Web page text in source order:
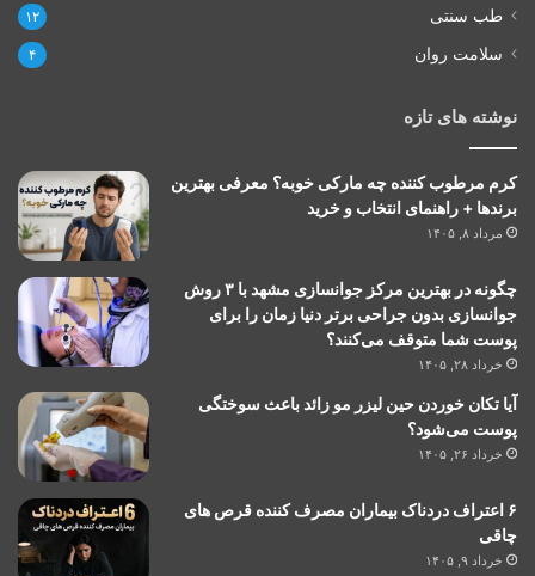
طب سنتی ۱۲
سلامت روان ۴
نوشته های تازه
کرم مرطوب کننده چه مارکی خوبه؟ معرفی بهترین
برندها + راهنمای انتخاب و خرید
مرداد ۸, ۱۴۰۵
چگونه در بهترین مرکز جوانسازی مشهد با ۳ روش
جوانسازی بدون جراحی برتر دنیا زمان را برای
پوست شما متوقف می‌کنند؟
خرداد ۲۸, ۱۴۰۵
آیا تکان خوردن حین لیزر مو زائد باعث سوختگی
پوست می‌شود؟
خرداد ۲۶, ۱۴۰۵
۶ اعتراف دردناک بیماران مصرف کننده قرص های
چاقی
خرداد ۹, ۱۴۰۵